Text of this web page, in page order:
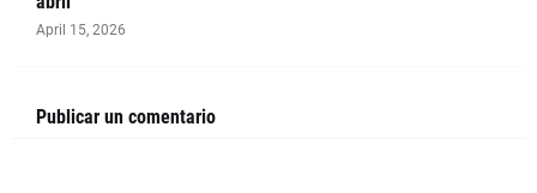
April 15, 2026
Publicar un comentario